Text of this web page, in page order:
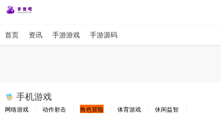
首页 资讯 手游游戏 手游源码
手机游戏
网络游戏 动作射击 角色冒险 体育游戏
休闲益智